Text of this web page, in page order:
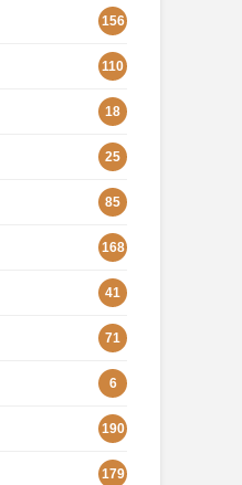
156
110
18
25
85
168
41
71
6
190
179